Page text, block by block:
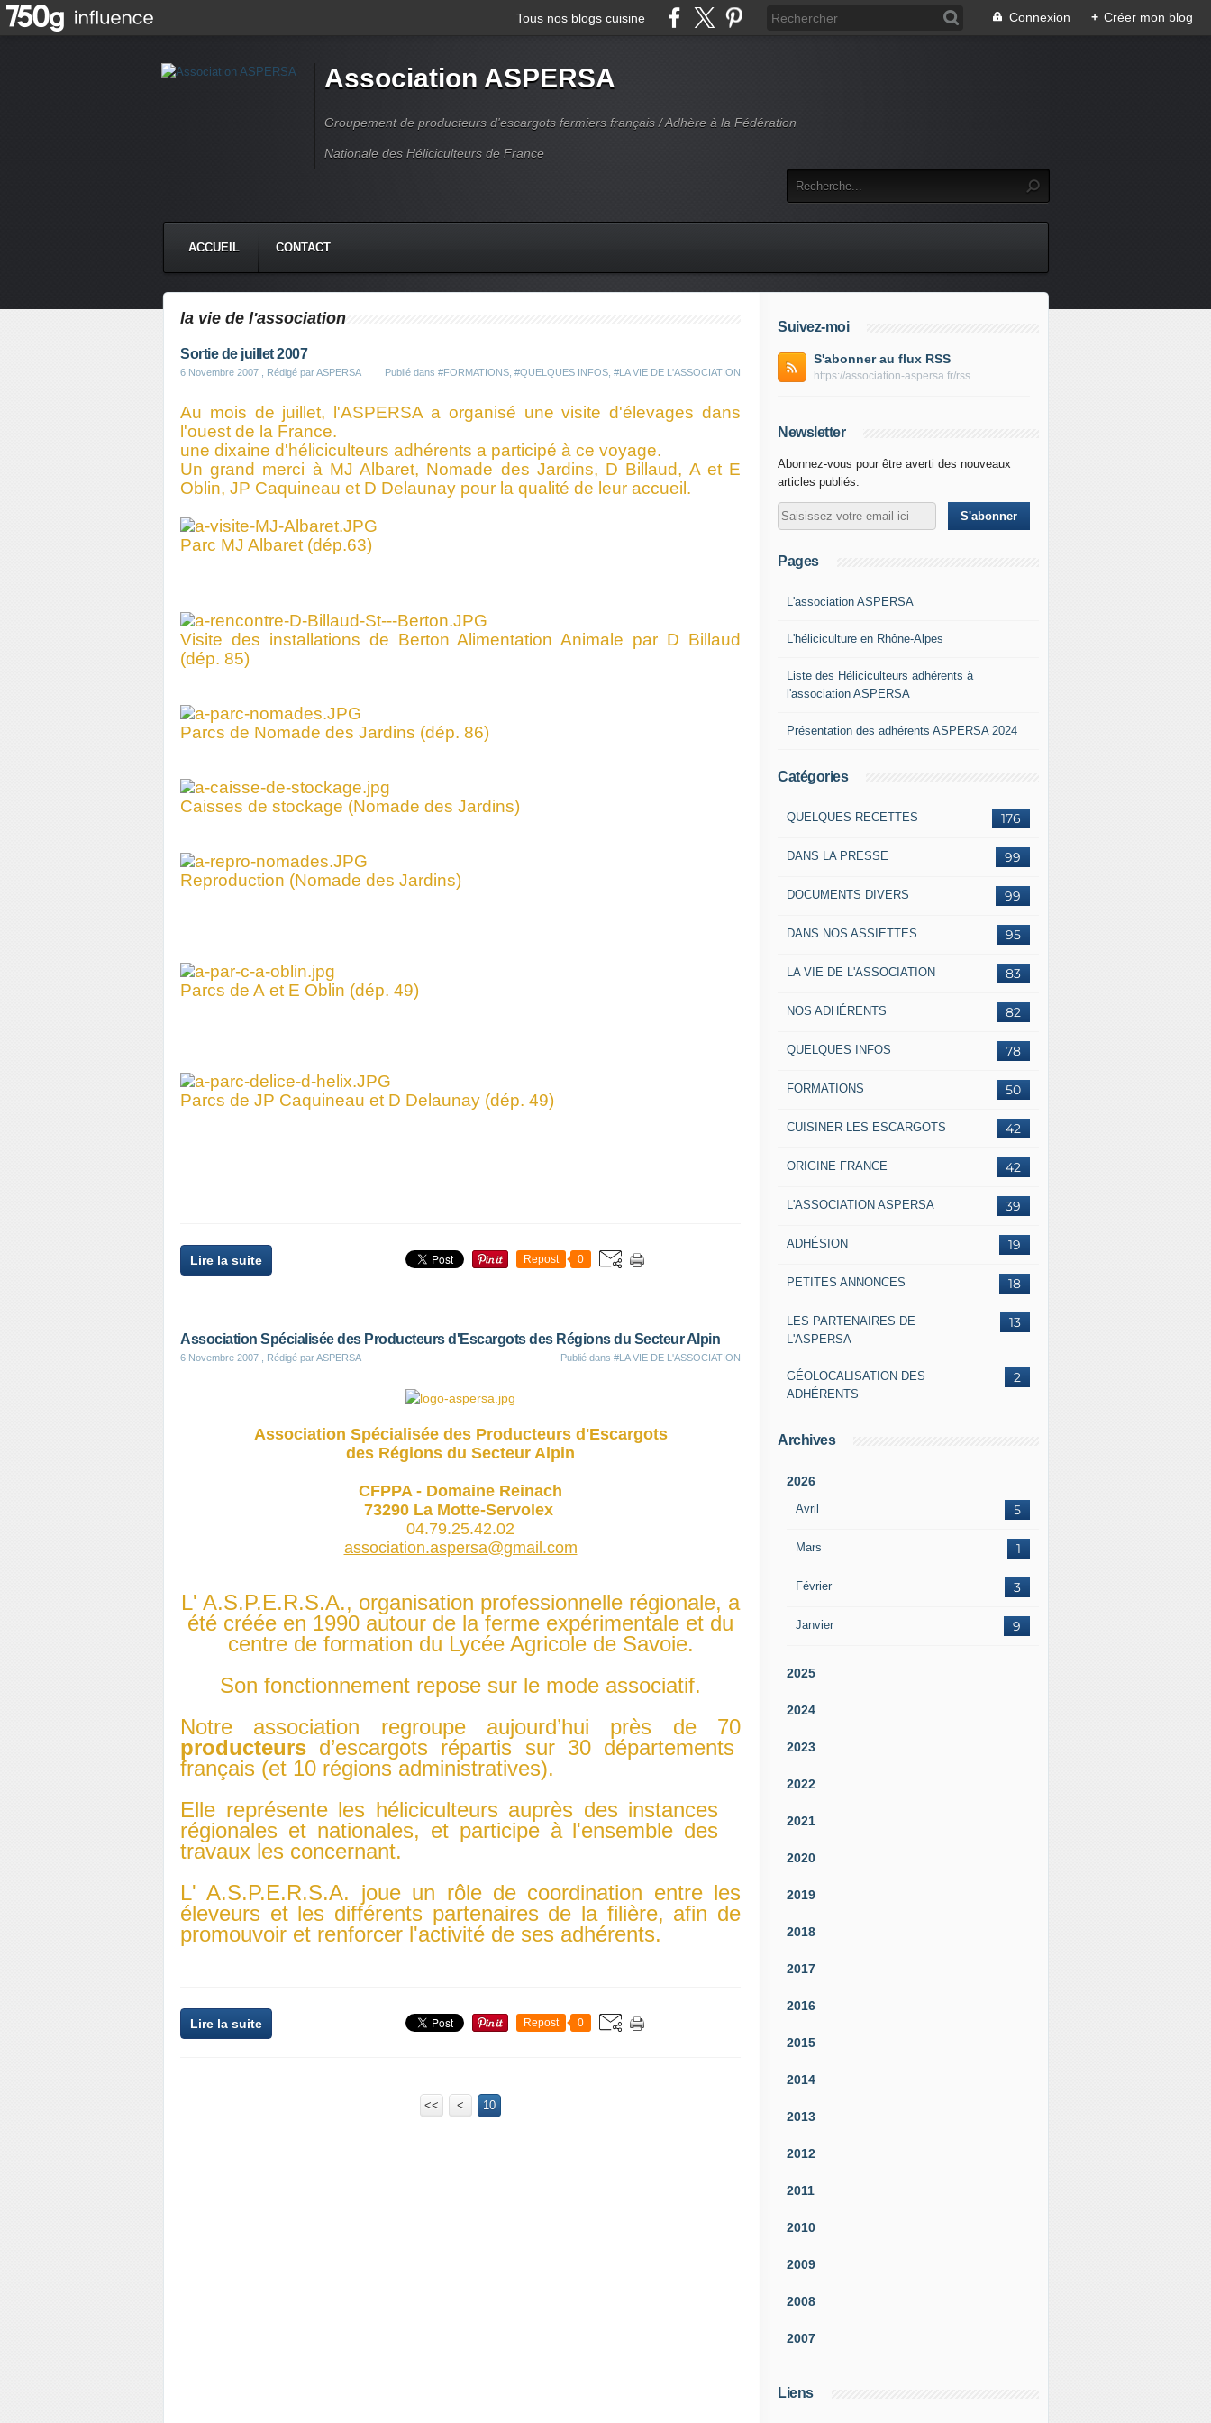
Tous nos blogs cuisine Connexion + Créer mon blog
Association ASPERSA
Groupement de producteurs d'escargots fermiers français / Adhère à la Fédération
Nationale des Héliciculteurs de France
ACCUEIL CONTACT
la vie de l'association
Sortie de juillet 2007
6 Novembre 2007 , Rédigé par ASPERSA Publié dans #FORMATIONS #QUELQUES INFOS #LA VIE DE L'ASSOCIATION
Au mois de juillet, l'ASPERSA a organisé une visite d'élevages dans
l'ouest de la France.
une dixaine d'héliciculteurs adhérents a participé à ce voyage.
Un grand merci à MJ Albaret, Nomade des Jardins, D Billaud, A et E
Oblin, JP Caquineau et D Delaunay pour la qualité de leur accueil.
Parc MJ Albaret (dép.63)
Visite des installations de Berton Alimentation Animale par D Billaud
(dép. 85)
Parcs de Nomade des Jardins (dép. 86)
Caisses de stockage (Nomade des Jardins)
Reproduction (Nomade des Jardins)
Parcs de A et E Oblin (dép. 49)
Parcs de JP Caquineau et D Delaunay (dép. 49)
Lire la suite Repost 0
Association Spécialisée des Producteurs d'Escargots des Régions du Secteur Alpin
6 Novembre 2007 , Rédigé par ASPERSA Publié dans #LA VIE DE L'ASSOCIATION
Association Spécialisée des Producteurs d'Escargots
des Régions du Secteur Alpin
CFPPA - Domaine Reinach
73290 La Motte-Servolex
04.79.25.42.02
association.aspersa@gmail.com
L' A.S.P.E.R.S.A., organisation professionnelle régionale, a
été créée en 1990 autour de la ferme expérimentale et du
centre de formation du Lycée Agricole de Savoie.
Son fonctionnement repose sur le mode associatif.
Notre association regroupe aujourd’hui près de 70
producteurs d’escargots répartis sur 30 départements
français (et 10 régions administratives).
Elle représente les héliciculteurs auprès des instances
régionales et nationales, et participe à l'ensemble des
travaux les concernant.
L' A.S.P.E.R.S.A. joue un rôle de coordination entre les
éleveurs et les différents partenaires de la filière, afin de
promouvoir et renforcer l'activité de ses adhérents.
Lire la suite Repost 0
<< < 10
Suivez-moi
S'abonner au flux RSS
https://association-aspersa.fr/rss
Newsletter
Abonnez-vous pour être averti des nouveaux
articles publiés.
Pages
L'association ASPERSA
L'héliciculture en Rhône-Alpes
Liste des Héliciculteurs adhérents à
l'association ASPERSA
Présentation des adhérents ASPERSA 2024
Catégories
176
QUELQUES RECETTES
99
DANS LA PRESSE
99
DOCUMENTS DIVERS
95
DANS NOS ASSIETTES
83
LA VIE DE L'ASSOCIATION
82
NOS ADHÉRENTS
78
QUELQUES INFOS
50
FORMATIONS
42
CUISINER LES ESCARGOTS
42
ORIGINE FRANCE
39
L'ASSOCIATION ASPERSA
19
ADHÉSION
18
PETITES ANNONCES
13
LES PARTENAIRES DE
L'ASPERSA
2
GÉOLOCALISATION DES
ADHÉRENTS
Archives
2026
Avril 5
Mars 1
Février 3
Janvier 9
2025
2024
2023
2022
2021
2020
2019
2018
2017
2016
2015
2014
2013
2012
2011
2010
2009
2008
2007
Liens